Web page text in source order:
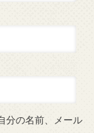
分の名前、メール